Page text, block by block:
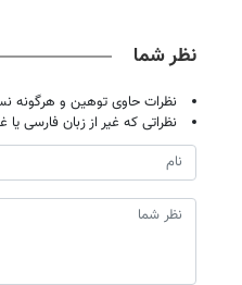
نظر شما
نظرات حاوی توهین و هرگونه
نظراتی که غیر از زبان فارسی